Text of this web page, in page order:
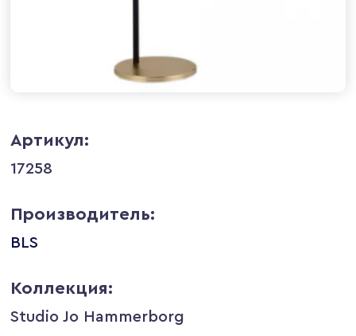
Артикул:
17258
Производитель:
BLS
Коллекция:
Studio Jo Hammerborg